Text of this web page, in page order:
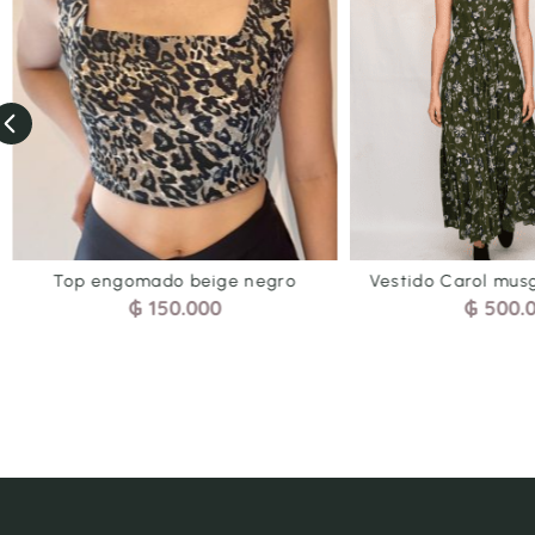
Top engomado beige negro
₲ 150.000
Vestido Carol
₲